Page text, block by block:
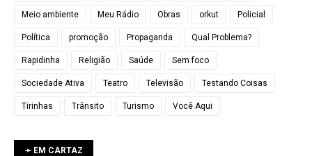
Meio ambiente Meu Rádio Obras orkut Policial
Política promoção Propaganda Qual Problema?
Rapidinha Religião Saúde Sem foco
Sociedade Ativa Teatro Televisão Testando Coisas
Tirinhas Trânsito Turismo Você Aqui
➛ EM CARTAZ